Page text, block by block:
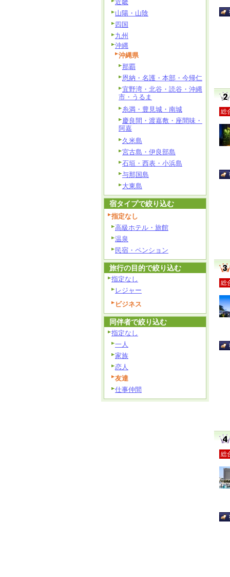
総
総
総
近畿
山陽・山陰
四国
九州
沖縄
沖縄県
那覇
恩納・名護・本部・今帰仁
宜野湾・北谷・読谷・沖縄
市・うるま
糸満・豊見城・南城
慶良間・渡嘉敷・座間味・
阿嘉
久米島
宮古島・伊良部島
石垣・西表・小浜島
与那国島
大東島
宿タイプで絞り込む
指定なし
高級ホテル・旅館
温泉
民宿・ペンション
旅行の目的で絞り込む
指定なし
レジャー
ビジネス
同伴者で絞り込む
指定なし
一人
家族
恋人
友達
仕事仲間